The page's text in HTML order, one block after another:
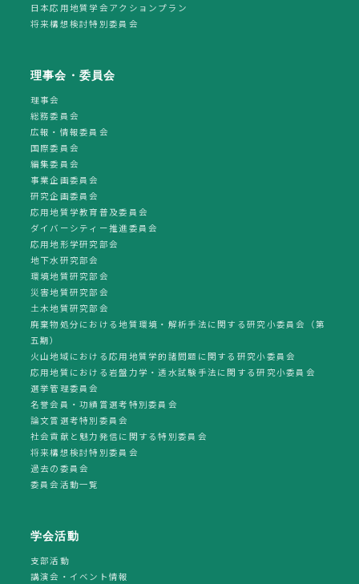
日本応用地質学会アクションプラン
将来構想検討特別委員会
理事会・委員会
理事会
総務委員会
広報・情報委員会
国際委員会
編集委員会
事業企画委員会
研究企画委員会
応用地質学教育普及委員会
ダイバーシティー推進委員会
応用地形学研究部会
地下水研究部会
環境地質研究部会
災害地質研究部会
土木地質研究部会
廃棄物処分における地質環境・解析手法に関する研究小委員会（第
五期）
火山地域における応用地質学的諸問題に関する研究小委員会
応用地質における岩盤力学・透水試験手法に関する研究小委員会
選挙管理委員会
名誉会員・功績賞選考特別委員会
論文賞選考特別委員会
社会貢献と魅力発信に関する特別委員会
将来構想検討特別委員会
過去の委員会
委員会活動一覧
学会活動
支部活動
講演会・イベント情報